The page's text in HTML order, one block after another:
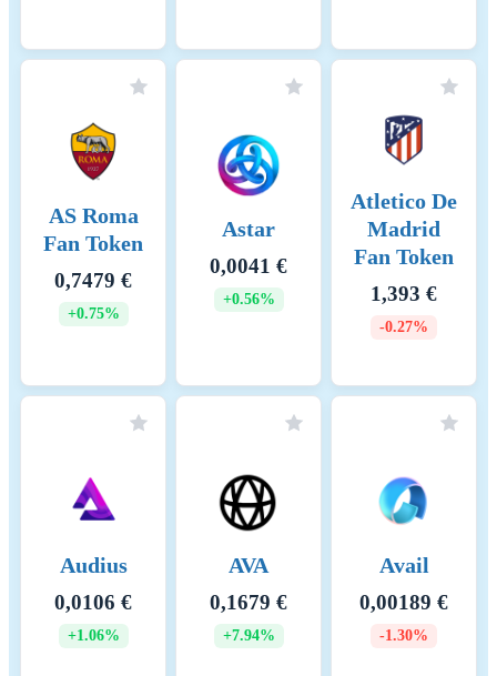
AS Roma
Fan Token
0,7479 €
+0.75%
Astar
0,0041 €
+0.56%
Atletico De
Madrid
Fan Token
1,393 €
-0.27%
Audius
0,0106 €
+1.06%
AVA
0,1679 €
+7.94%
Avail
0,00189 €
-1.30%